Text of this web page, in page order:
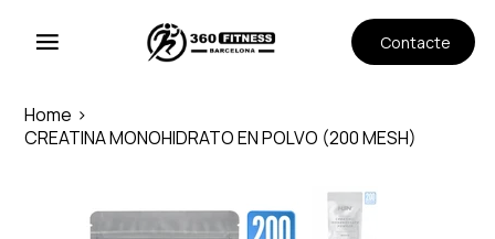
Contacte
Home >
CREATINA MONOHIDRATO EN POLVO (200 MESH)